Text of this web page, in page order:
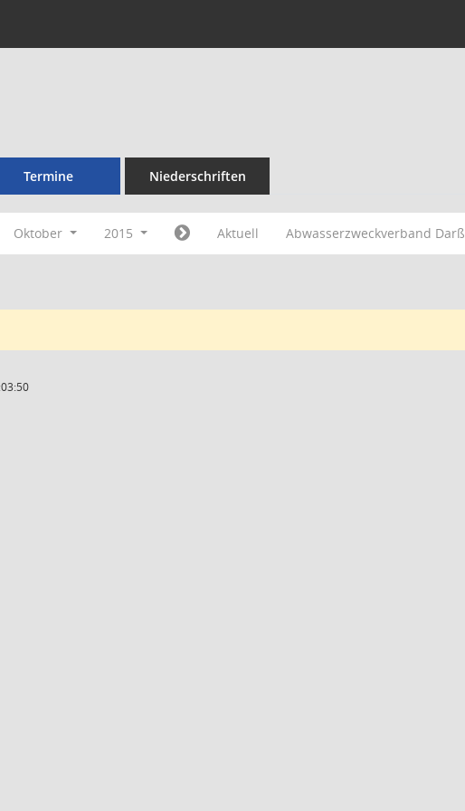
Termine Niederschriften
Oktober 2015 Aktuell Abwasserzweckverband Darß